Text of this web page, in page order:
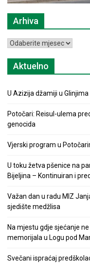
Arhiva
Arhiva
Aktuelno
U Azizija džamiji u
Potočari: Reisul-ulema
genocida
Vjerski program u
U toku žetva pšenice na
Bijeljina – Kontinuiran i
Važan dan u radu MIZ
sjedište medžlisa
Na mjestu gdje sjećanje
memorijala u Logu pod
Svečani ispraćaj